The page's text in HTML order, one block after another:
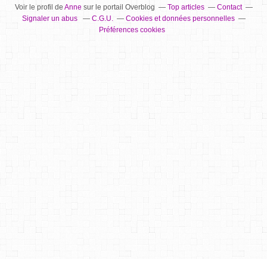
Voir le profil de Annesur le portail Overblog Top articles
Contact
Signaler un abus
C.G.U.
Cookies et données personnelles
Préférences cookies